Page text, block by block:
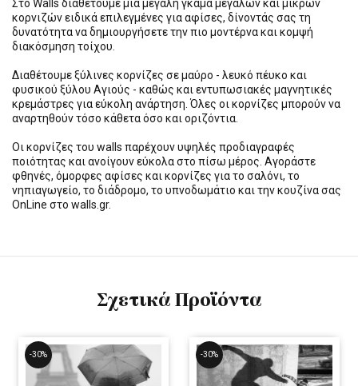
Στο Walls διαθέτουμε μια μεγάλη γκάμα μεγάλων και μικρών
κορνιζών ειδικά επιλεγμένες για αφίσες, δίνοντάς σας τη
δυνατότητα να δημιουργήσετε την πιο μοντέρνα και κομψή
διακόσμηση τοίχου.
Διαθέτουμε ξύλινες κορνίζες σε μαύρο - λευκό πέυκο και
φυσικού ξύλου Αγιούς - καθώς και εντυπωσιακές μαγνητικές
κρεμάστρες για εύκολη ανάρτηση. Όλες οι κορνίζες μπορούν να
αναρτηθούν τόσο κάθετα όσο και οριζόντια.
Οι κορνίζες του walls παρέχουν υψηλές προδιαγραφές
ποιότητας και ανοίγουν εύκολα στο πίσω μέρος. Αγοράστε
φθηνές, όμορφες αφίσες και κορνίζες για το σαλόνι, το
νηπιαγωγείο, το διάδρομο, το υπνοδωμάτιο και την κουζίνα σας
OnLine στο walls.gr.
Σχετικά Προϊόντα
-30% -30%